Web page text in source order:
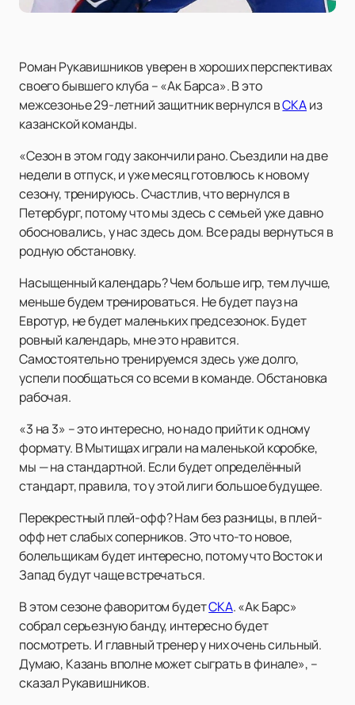
Роман Рукавишников уверен в хороших перспективах
своего бывшего клуба – «Ак Барса». В это
межсезонье 29-летний защитник вернулся вСКАиз
казанской команды.
«Сезон в этом году закончили рано. Съездили на две
недели в отпуск, и уже месяц готовлюсь к новому
сезону, тренируюсь. Счастлив, что вернулся в
Петербург, потому что мы здесь с семьей уже давно
обосновались, у нас здесь дом. Все рады вернуться в
родную обстановку.
Насыщенный календарь? Чем больше игр, тем лучше,
меньше будем тренироваться. Не будет пауз на
Евротур, не будет маленьких предсезонок. Будет
ровный календарь, мне это нравится.
Самостоятельно тренируемся здесь уже долго,
успели пообщаться со всеми в команде. Обстановка
рабочая.
«3 на 3» – это интересно, но надо прийти к одному
формату. В Мытищах играли на маленькой коробке,
мы — на стандартной. Если будет определённый
стандарт, правила, то у этой лиги большое будущее.
Перекрестный плей-офф? Нам без разницы, в плей-
офф нет слабых соперников. Это что-то новое,
болельщикам будет интересно, потому что Восток и
Запад будут чаще встречаться.
В этом сезоне фаворитом будетСКА. «Ак Барс»
собрал серьезную банду, интересно будет
посмотреть. И главный тренер у них очень сильный.
Думаю, Казань вполне может сыграть в финале», –
сказал Рукавишников.